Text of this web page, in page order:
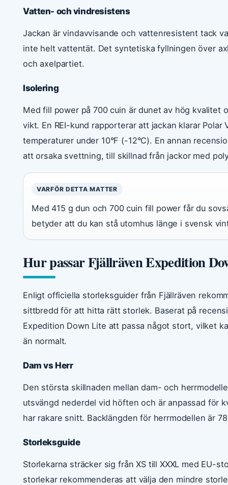
Vatten- och vindresistens
Jackan är vindavvisande och vattenresistent tack
inte helt vattentät. Det syntetiska fyllningen över
och axelpartiet.
Isolering
Med fill power på 700 cuin är dunet av hög kvalitet
vikt. En REI-kund rapporterar att jackan klarar
temperaturer under 10°F (-12°C). En annan
att orsaka svettning, till skillnad från jackor med
VARFÖR DETTA MATTER
Med 415 g dun och 700 cuin fill power får du
betyder att du kan stå utomhus länge i svensk
Hur passar Fjällräven Expedition
Enligt officiella storleksguider från Fjällräven
sittbredd för att hitta rätt storlek. Baserat på
Expedition Down Lite att passa något stort, vilket
än normalt.
Dam vs Herr
Den största skillnaden mellan dam- och
utsvängd nederdel vid höften och är anpassad för
har rakare snitt. Backlängden för herrmodellen är
Storleksguide
Storlekarna sträcker sig från XS till XXXL med EU-
storlekar rekommenderas att välja den mindre